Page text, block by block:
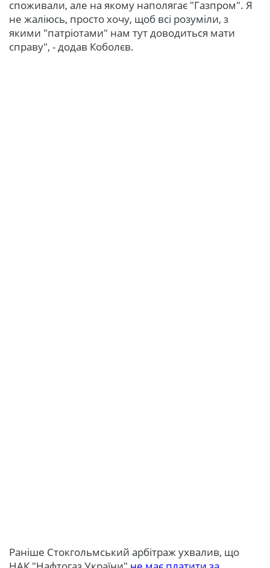
споживали, але на якому наполягає "Газпром". Я
не жаліюсь, просто хочу, щоб всі розуміли, з
якими "патріотами" нам тут доводиться мати
справу", - додав Коболєв.
Раніше Стокгольмський арбітраж ухвалив, що